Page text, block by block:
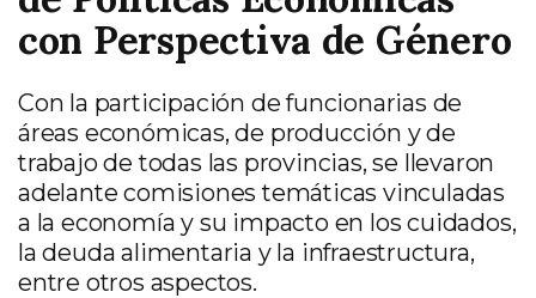
con Perspectiva de Género
Con la participación de funcionarias de
áreas económicas, de producción y de
trabajo de todas las provincias, se llevaron
adelante comisiones temáticas vinculadas
a la economía y su impacto en los cuidados,
la deuda alimentaria y la infraestructura,
entre otros aspectos.